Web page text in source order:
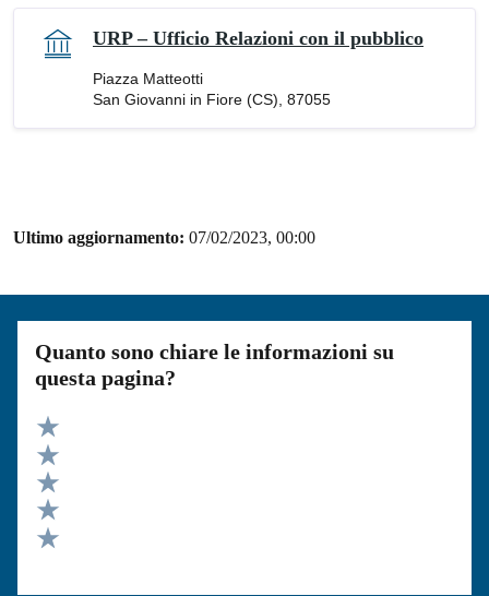
URP – Ufficio Relazioni con il pubblico
Piazza Matteotti
San Giovanni in Fiore (CS), 87055
Ultimo aggiornamento: 07/02/2023, 00:00
Quanto sono chiare le informazioni su
questa pagina?
Valuta 5 stelle su 5
Valuta 4 stelle su 5
Valuta 3 stelle su 5
Valuta 2 stelle su 5